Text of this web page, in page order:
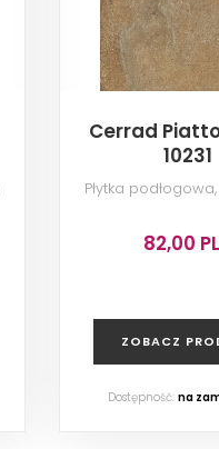
Cerrad
10231
Płytka
82,00
ZOBACZ
Dostępność: na